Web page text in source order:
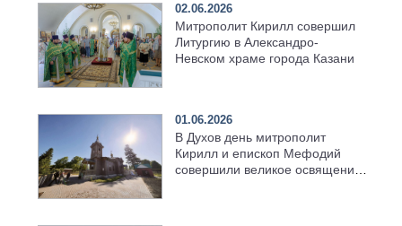
02.06.2026
Митрополит Кирилл совершил
Литургию в Александро-
Невском храме города Казани
01.06.2026
В Духов день митрополит
Кирилл и епископ Мефодий
совершили великое освящение